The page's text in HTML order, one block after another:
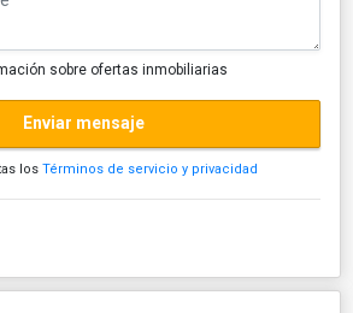
sobre ofertas inmobiliarias
Enviar mensaje
los Términos de servicio y privacidad